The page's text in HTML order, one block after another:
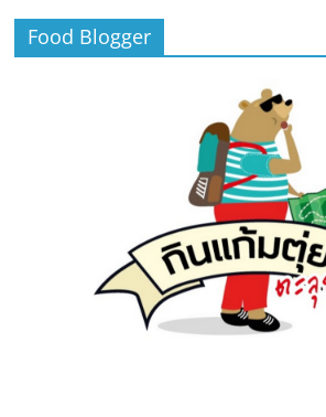
Food Blogger